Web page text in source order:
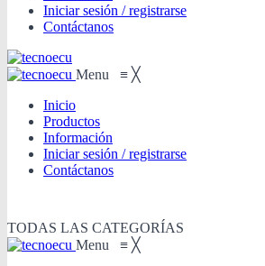
Iniciar sesión / registrarse
Contáctanos
Menu ≡ ╳
Inicio
Productos
Información
Iniciar sesión / registrarse
Contáctanos
TODAS LAS CATEGORÍAS
Menu ≡ ╳